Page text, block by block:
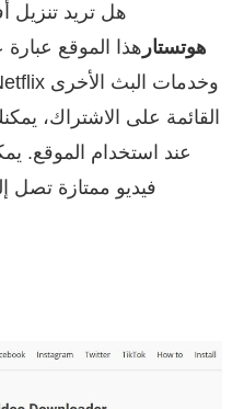
هل تريد تنزيل
هوتستار هذا الموقع
القائمة على الاشتراك،
عند استخدام الموقع.